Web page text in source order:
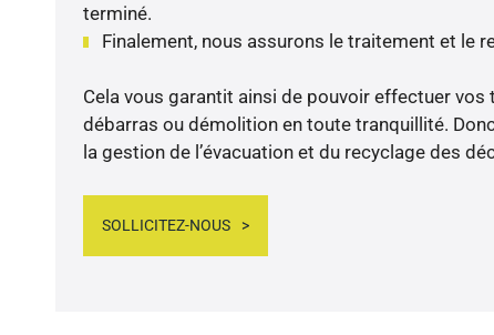
terminé.
Finalement, nous assurons le traitement et le
Cela vous garantit ainsi de pouvoir effectuer vos
débarras ou démolition en toute tranquillité.
la gestion de l’évacuation et du recyclage des
SOLLICITEZ-NOUS